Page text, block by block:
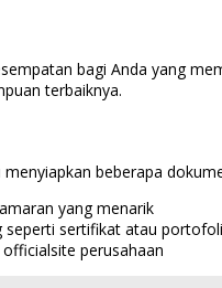
bagi Anda yang
terbaiknya.
beberapa
yang menarik
seperti sertifikat atau
perusahaan